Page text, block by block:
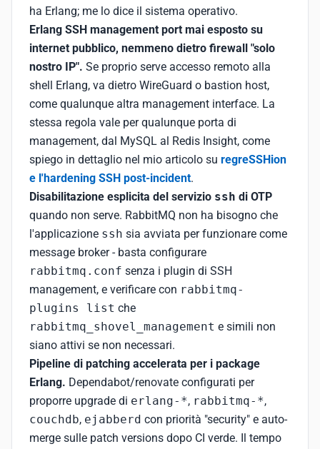
ha Erlang; me lo dice il sistema operativo.
Erlang SSH management port mai esposto su
internet pubblico, nemmeno dietro firewall "solo
nostro IP". Se proprio serve accesso remoto alla
shell Erlang, va dietro WireGuard o bastion host,
come qualunque altra management interface. La
stessa regola vale per qualunque porta di
management, dal MySQL al Redis Insight, come
spiego in dettaglio nel mio articolo su regreSSHion
e l'hardening SSH post-incident.
Disabilitazione esplicita del servizio ssh di OTP
quando non serve. RabbitMQ non ha bisogno che
l'applicazione ssh sia avviata per funzionare come
message broker - basta configurare
rabbitmq.conf senza i plugin di SSH
management, e verificare con rabbitmq-
plugins list che
rabbitmq_shovel_management e simili non
siano attivi se non necessari.
Pipeline di patching accelerata per i package
Erlang. Dependabot/renovate configurati per
proporre upgrade di erlang-*, rabbitmq-*,
couchdb, ejabberd con priorità "security" e auto-
merge sulle patch versions dopo CI verde. Il tempo